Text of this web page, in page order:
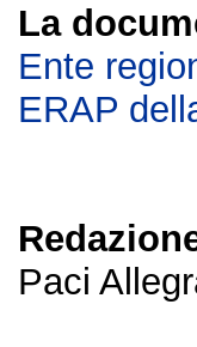
La
Ente
ERAP
Paci